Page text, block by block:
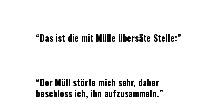
“Das ist die mit Mülle übersäte Stelle:”
“Der Müll störte mich sehr, daher
beschloss ich, ihn aufzusammeln.”